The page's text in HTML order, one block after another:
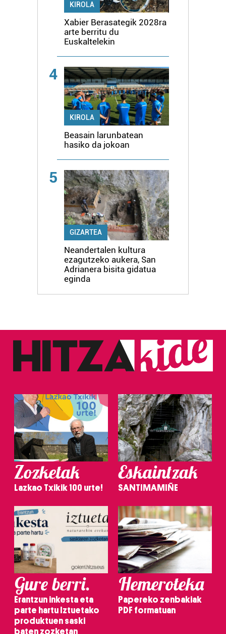
KIROLA
Xabier Berasategik 2028ra
arte berritu du
Euskaltelekin
4
KIROLA
Beasain larunbatean
hasiko da jokoan
5
GIZARTEA
Neandertalen kultura
ezagutzeko aukera, San
Adrianera bisita gidatua
eginda
Zozketak
Lazkao Txikik 100 urte!
Eskaintzak
SANTIMAMIÑE
Gure berri.
Erantzun inkesta eta
parte hartu Iztuetako
produktuen saski
baten zozketan
Hemeroteka
Papereko zenbakiak
PDF formatuan